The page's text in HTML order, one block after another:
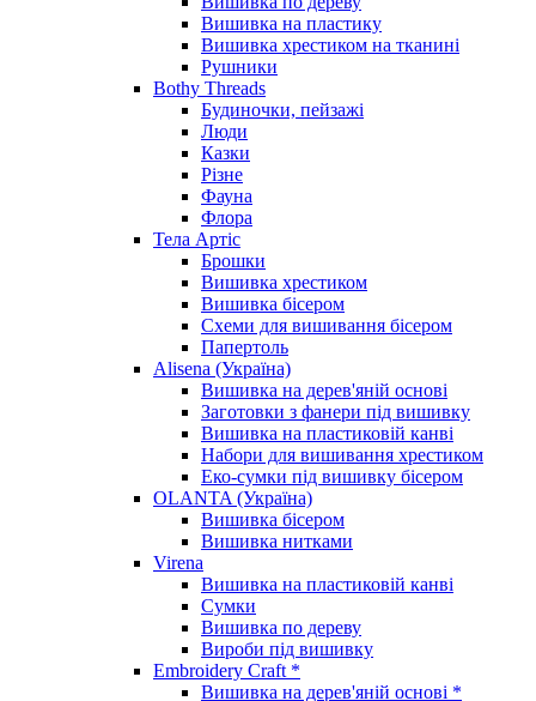
Вишивка на пластику
Вишивка хрестиком на тканині
Рушники
Bothy Threads
Будиночки, пейзажі
Люди
Казки
Різне
Фауна
Флора
Тела Артіс
Брошки
Вишивка хрестиком
Вишивка бісером
Схеми для вишивання бісером
Папертоль
Alisena (Україна)
Вишивка на дерев'яній основі
Заготовки з фанери під вишивку
Вишивка на пластиковій канві
Набори для вишивання хрестиком
Еко-сумки під вишивку бісером
OLANTA (Україна)
Вишивка бісером
Вишивка нитками
Virena
Вишивка на пластиковій канві
Сумки
Вишивка по дереву
Вироби під вишивку
Embroidery Craft *
Вишивка на дерев'яній основі *